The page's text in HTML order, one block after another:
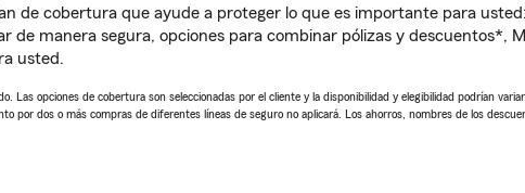
de cobertura que ayude a proteger lo que es importante para
de manera segura, opciones para combinar pólizas y descuentos*,
usted.
Las opciones de cobertura son seleccionadas por el cliente y la disponibilidad y elegibilidad podrían variar.
por dos o más compras de diferentes líneas de seguro no aplicará. Los ahorros, nombres de los